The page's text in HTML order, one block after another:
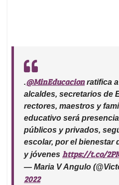
.@MinEducacionratifica
alcaldes, secretarios de
rectores, maestros y
educativo será
públicos y privados,
escolar, por el bienestar
y jóvenes https://t.co/
— Maria V Angulo
2022